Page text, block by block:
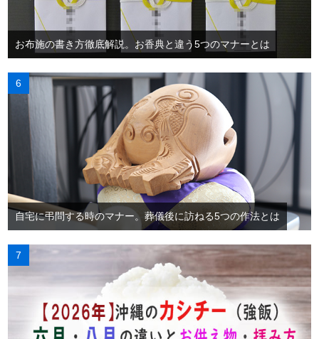
お布施の書き方徹底解説。お香典と違う5つのマナーとは
自宅に弔問する時のマナー。葬儀後に訪ねる5つの作法とは